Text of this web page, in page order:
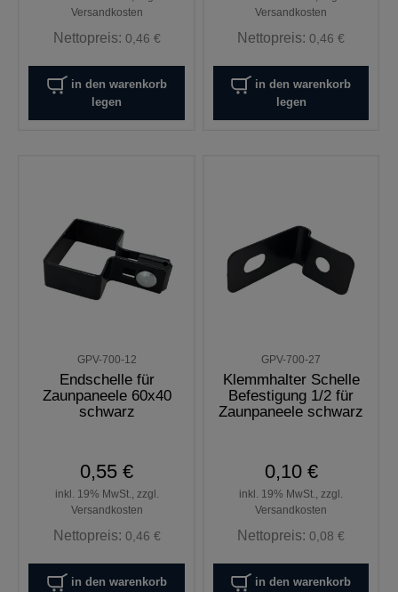
Versandkosten
Nettopreis: 0,46 €
in den warenkorb
legen
Versandkosten
Nettopreis:0,46 €
in den warenkorb
legen
GPV-700-12
Endschelle für
Zaunpaneele 60x40
schwarz
0,55 €
inkl. 19% MwSt., zzgl.
Versandkosten
Nettopreis: 0,46 €
in den warenkorb
GPV-700-27
Klemmhalter Schelle
Befestigung 1/2 für
Zaunpaneele schwarz
0,10 €
inkl. 19% MwSt., zzgl.
Versandkosten
Nettopreis:0,08 €
in den warenkorb